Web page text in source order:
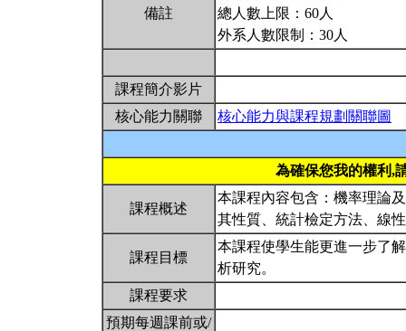
備註
總人數上限：60人
外系人數限制：30人
課程簡介影片
核心能力關聯
核心能力與課程規劃關聯圖
為確保您我的權利,
課程概述
本課程內容包含：機率理論
其性質、統計檢定方法、線
課程目標
本課程使學生能更進一步了
析研究。
課程要求
預期每週課前或/